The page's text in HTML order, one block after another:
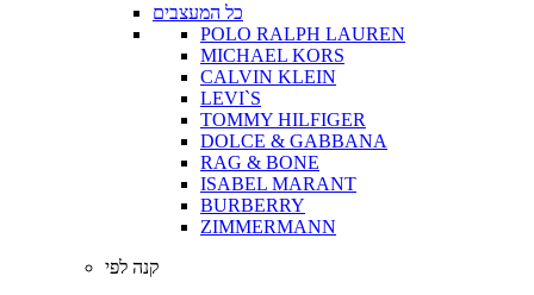
כל המעצבים
POLO RALPH LAUREN
MICHAEL KORS
CALVIN KLEIN
LEVI`S
TOMMY HILFIGER
DOLCE & GABBANA
RAG & BONE
ISABEL MARANT
BURBERRY
ZIMMERMANN
קנה לפי